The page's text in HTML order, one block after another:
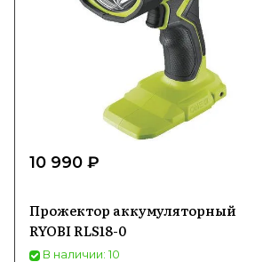
10 990 ₽
Прожектор аккумуляторный
RYOBI RLS18-0
В наличии: 10